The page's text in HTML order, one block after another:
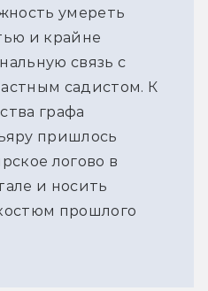
умереть
и крайне
связь с
садистом. К
графа
пришлось
логово в
и носить
прошлого